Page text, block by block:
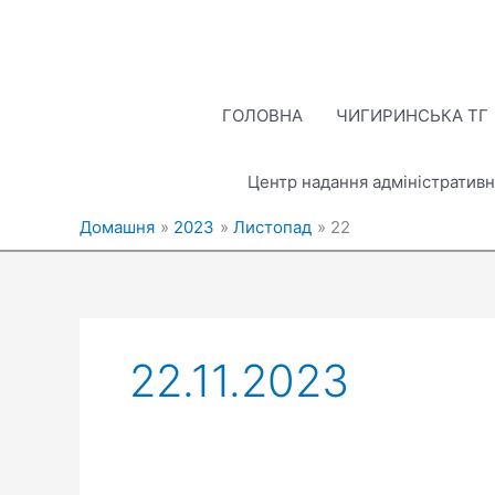
ГОЛОВНА ЧИГИРИНСЬКА ТГ
Центр надання
Домашня 2023 Листопад 22
22.11.2023